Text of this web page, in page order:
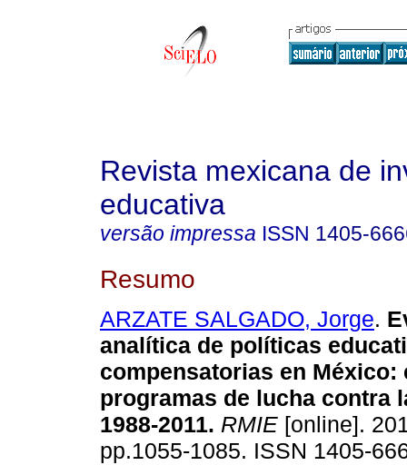
Revista mexicana de
educativa
versão impressa ISSN 1405-
Resumo
ARZATE SALGADO, Jorge.
analítica de políticas
compensatorias en México:
programas de lucha contra
1988-2011. RMIE [online].
pp.1055-1085. ISSN 1405-